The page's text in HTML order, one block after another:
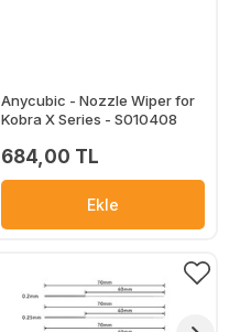
Anycubic - Nozzle Wiper for
Kobra X Series - S010408
684,00 TL
Ekle